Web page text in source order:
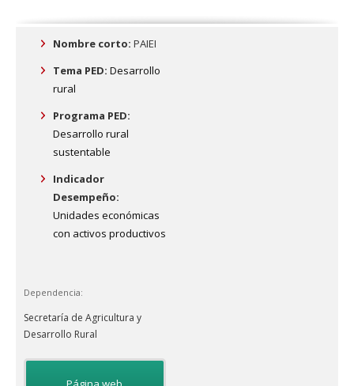
Nombre corto: PAIEI
Tema PED: Desarrollo
rural
Programa PED:
Desarrollo rural
sustentable
Indicador
Desempeño:
Unidades económicas
con activos productivos
Dependencia:
Secretaría de Agricultura y
Desarrollo Rural